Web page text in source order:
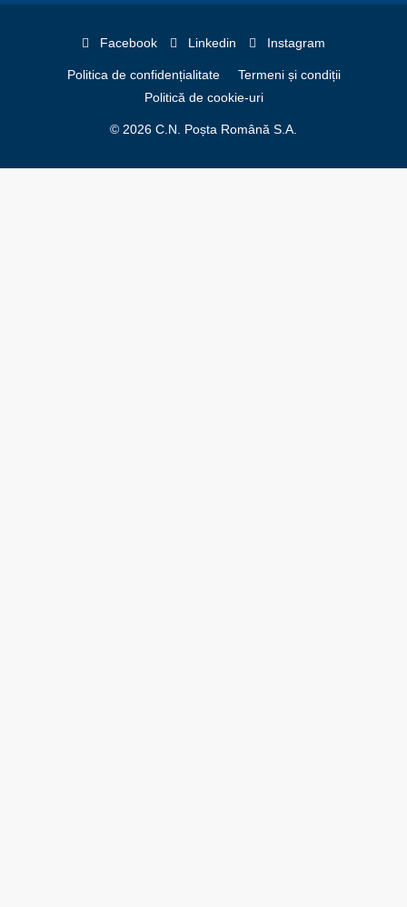
Facebook Linkedin Instagram
Politica de confidențialitate
Termeni și condiții
Politică de cookie-uri
© 2026 C.N. Poșta Română S.A.